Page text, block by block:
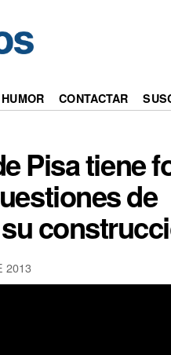
HUMOR CONTACTAR
Pisa tiene
de
2013